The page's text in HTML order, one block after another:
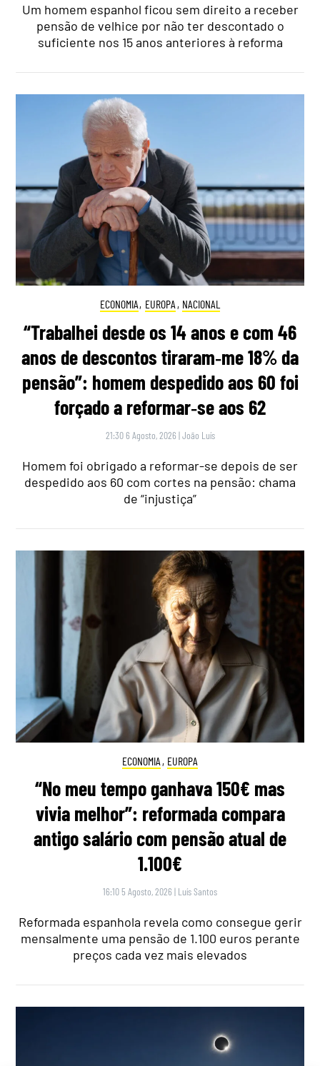
Um homem espanhol ficou sem direito a receber
pensão de velhice por não ter descontado o
suficiente nos 15 anos anteriores à reforma
ECONOMIA, EUROPA , NACIONAL
“Trabalhei desde os 14 anos e com 46
anos de descontos tiraram‑me 18% da
pensão”: homem despedido aos 60 foi
forçado a reformar‑se aos 62
21:30 6 Agosto, 2026 |João Luís
Homem foi obrigado a reformar-se depois de ser
despedido aos 60 com cortes na pensão: chama
de “injustiça”
ECONOMIA , EUROPA
“No meu tempo ganhava 150€ mas
vivia melhor”: reformada compara
antigo salário com pensão atual de
1.100€
16:10 5 Agosto, 2026 | Luís Santos
Reformada espanhola revela como consegue gerir
mensalmente uma pensão de 1.100 euros perante
preços cada vez mais elevados